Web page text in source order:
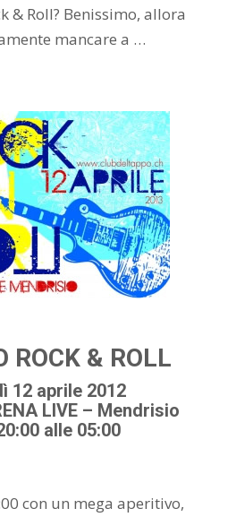
& Roll? Benissimo, allora
mancare a …
ROCK & ROLL
12 aprile 2012
LIVE – Mendrisio
alle 05:00
con un mega aperitivo,